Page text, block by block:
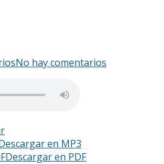
No hay comentarios
en MP3
Descargar en PDF